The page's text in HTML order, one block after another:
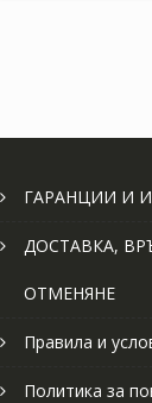
ГАРАНЦИИ И
ДОСТАВКА,
ОТМЕНЯНЕ
Правила и
Политика за